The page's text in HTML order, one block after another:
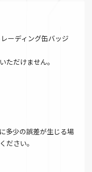
ーディング缶バッジ
ただけません。
多少の誤差が生じる場
ださい。